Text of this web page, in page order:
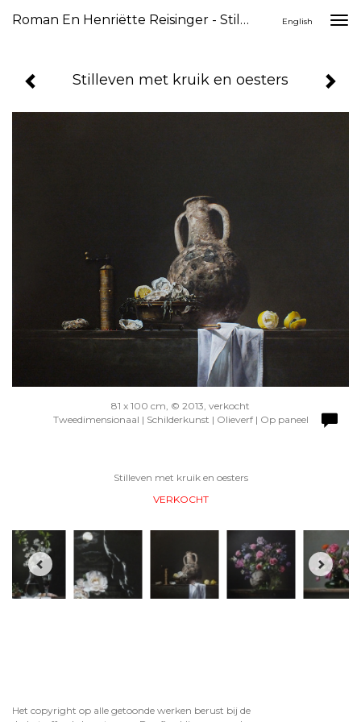
Roman En Henriëtte Reisinger - Stilleven Met Kruik En Oesters English
Stilleven met kruik en oesters
81 x 100 cm, © 2013, verkocht
Tweedimensionaal | Schilderkunst | Olieverf | Op paneel
Stilleven met kruik en oesters
VERKOCHT
Het copyright op alle getoonde werken berust bij de